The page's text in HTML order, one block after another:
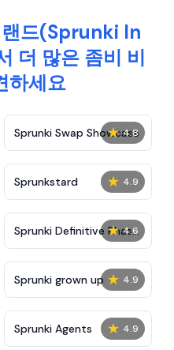
랜드(Sprunki In
더 많은 좀비 비
하세요
★ 4.8
Sprunki Swap Showcase
★ 4.9
Sprunkstard
★ 4.6
Sprunki Definitive Phase
7
★ 4.9
Sprunki grown up
★ 4.9
Sprunki Agents